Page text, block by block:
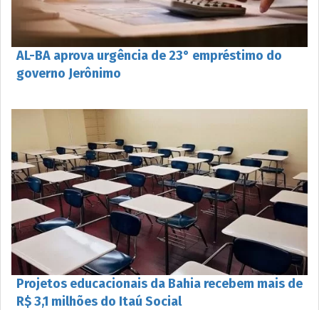
AL-BA aprova urgência de 23° empréstimo do
governo Jerônimo
Projetos educacionais da Bahia recebem mais de
R$ 3,1 milhões do Itaú Social